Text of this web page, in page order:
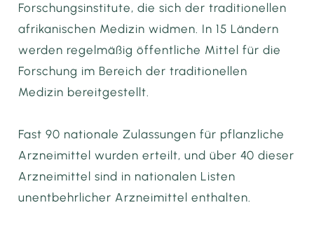
Forschungsinstitute, die sich der traditionellen
afrikanischen Medizin widmen. In 15 Ländern
werden regelmäßig öffentliche Mittel für die
Forschung im Bereich der traditionellen
Medizin bereitgestellt.
Fast 90 nationale Zulassungen für pflanzliche
Arzneimittel wurden erteilt, und über 40 dieser
Arzneimittel sind in nationalen Listen
unentbehrlicher Arzneimittel enthalten.